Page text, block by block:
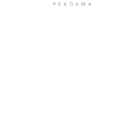
РЕКЛАМА